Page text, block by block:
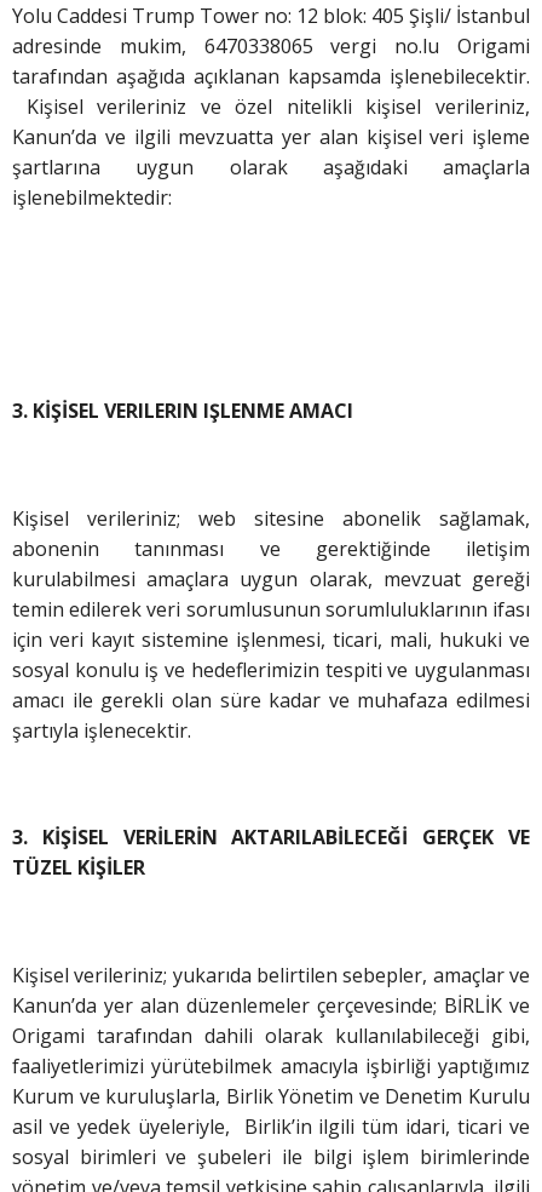
Yolu Caddesi Trump Tower no: 12 blok: 405 Şişli/ İstanbul
adresinde mukim, 6470338065 vergi no.lu Origami
tarafından aşağıda açıklanan kapsamda işlenebilecektir.
Kişisel verileriniz ve özel nitelikli kişisel verileriniz,
Kanun’da ve ilgili mevzuatta yer alan kişisel veri işleme
şartlarına uygun olarak aşağıdaki amaçlarla
işlenebilmektedir:
3. KİŞİSEL VERILERIN IŞLENME AMACI
Kişisel verileriniz; web sitesine abonelik sağlamak,
abonenin tanınması ve gerektiğinde iletişim
kurulabilmesi amaçlara uygun olarak, mevzuat gereği
temin edilerek veri sorumlusunun sorumluluklarının ifası
için veri kayıt sistemine işlenmesi, ticari, mali, hukuki ve
sosyal konulu iş ve hedeflerimizin tespiti ve uygulanması
amacı ile gerekli olan süre kadar ve muhafaza edilmesi
şartıyla işlenecektir.
3. KİŞİSEL VERİLERİN AKTARILABİLECEĞİ GERÇEK VE
TÜZEL KİŞİLER
Kişisel verileriniz; yukarıda belirtilen sebepler, amaçlar ve
Kanun’da yer alan düzenlemeler çerçevesinde; BİRLİK ve
Origami tarafından dahili olarak kullanılabileceği gibi,
faaliyetlerimizi yürütebilmek amacıyla işbirliği yaptığımız
Kurum ve kuruluşlarla, Birlik Yönetim ve Denetim Kurulu
asil ve yedek üyeleriyle, Birlik’in ilgili tüm idari, ticari ve
sosyal birimleri ve şubeleri ile bilgi işlem birimlerinde
yönetim ve/veya temsil yetkisine sahip çalışanlarıyla, ilgili